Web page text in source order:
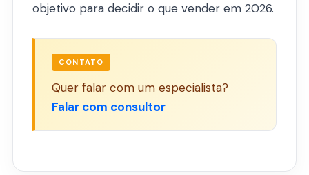
objetivo para decidir o que vender em 2026.
CONTATO
Quer falar com um especialista?
Falar com consultor